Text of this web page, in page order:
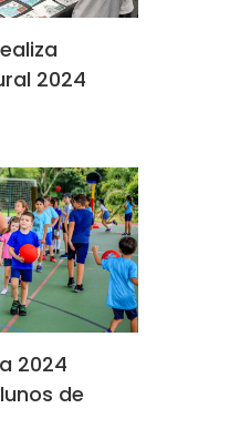
2024
2024
de